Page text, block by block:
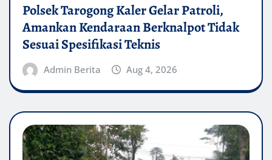
Polsek Tarogong Kaler Gelar Patroli,
Amankan Kendaraan Berknalpot Tidak
Sesuai Spesifikasi Teknis
Admin Berita Aug 4, 2026